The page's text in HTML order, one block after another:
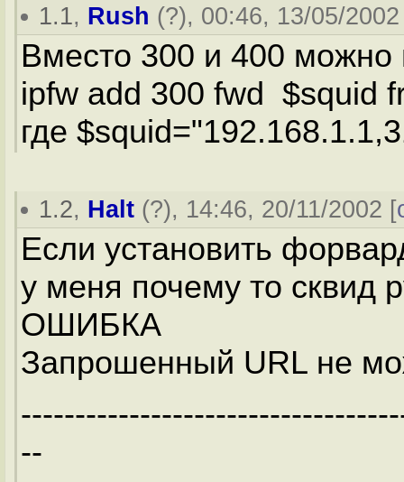
1.1, Rush (?), 00:46, 13/05/
Вместо 300 и 400 можно
ipfw add 300 fwd $squid
где
1.2, Halt (?), 14:46, 20/11/2002 [
Если установить
у меня почему то сквид
ОШИБКА
Запрошенный URL не
--